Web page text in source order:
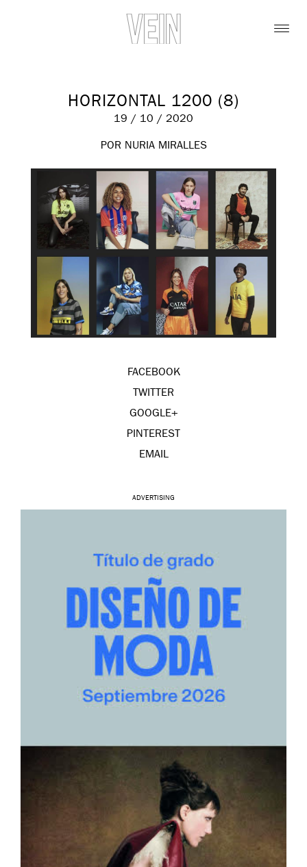
HORIZONTAL 1200 (8)
19 / 10 / 2020
POR NURIA MIRALLES
FACEBOOK
TWITTER
GOOGLE+
PINTEREST
EMAIL
ADVERTISING